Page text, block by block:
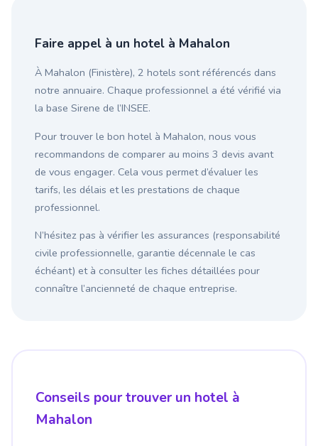
Faire appel à un hotel à Mahalon
À Mahalon (Finistère), 2 hotels sont référencés dans
notre annuaire. Chaque professionnel a été vérifié via
la base Sirene de l’INSEE.
Pour trouver le bon hotel à Mahalon, nous vous
recommandons de comparer au moins 3 devis avant
de vous engager. Cela vous permet d’évaluer les
tarifs, les délais et les prestations de chaque
professionnel.
N’hésitez pas à vérifier les assurances (responsabilité
civile professionnelle, garantie décennale le cas
échéant) et à consulter les fiches détaillées pour
connaître l’ancienneté de chaque entreprise.
Conseils pour trouver un hotel à
Mahalon